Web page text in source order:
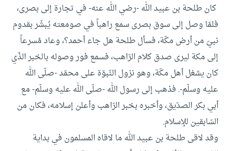
كان طلحة بن عبيد الله -رضي الله عنه- في تجارة إلى بصرى،
فلمّا وصل إلى سوق بصرى سمع راهباً في صومعته يُبشّر بقدوم
نبيّ من أرض مكّة، فسأل طلحة هل جاء أحمد؟، وعاد مُسرعاً
إلى مكة ليرى صدق كلام الرّاهب، فسمع فور وصوله بالخبر الذّي
كان يشغل أهل مكّة، وهو نزول النّبوّة على محمّد -صلّى الله
عليه وسلّم-. فذهب إلى رسول الله -صلّى الله عليه وسلّم- مع
أبي بكر الصدّيق، وأخبره بخبر الرّاهب وأعلن إسلامه، فكان من
السّابقين للإسلام.
وقد لاقى طلحة بن عبيد الله ما لاقاه المسلمون في بداية